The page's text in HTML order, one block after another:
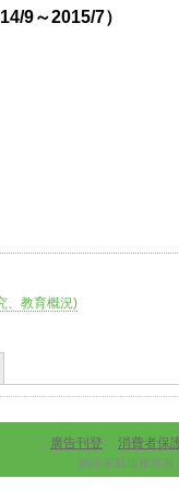
9～2015/7）
、教育概況)
廣告刊登 消費者保
網路家庭版權所有